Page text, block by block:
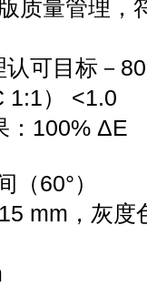
质量管理，
认可目标－
1:1） <1.0
：100% ΔE
（60°）
mm，灰度